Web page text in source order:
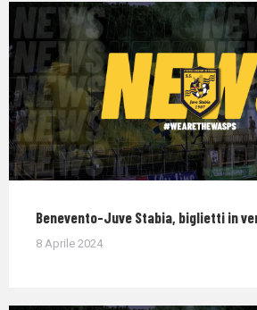
Benevento-Juve Stabia, biglietti in
8 Aprile 2024